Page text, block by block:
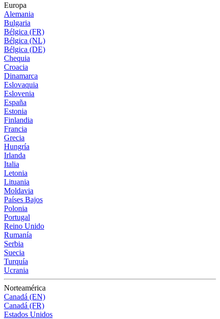
Europa
Alemania
Bulgaria
Bélgica (FR)
Bélgica (NL)
Bélgica (DE)
Chequia
Croacia
Dinamarca
Eslovaquia
Eslovenia
España
Estonia
Finlandia
Francia
Grecia
Hungría
Irlanda
Italia
Letonia
Lituania
Moldavia
Países Bajos
Polonia
Portugal
Reino Unido
Rumanía
Serbia
Suecia
Turquía
Ucrania
Norteamérica
Canadá (EN)
Canadá (FR)
Estados Unidos